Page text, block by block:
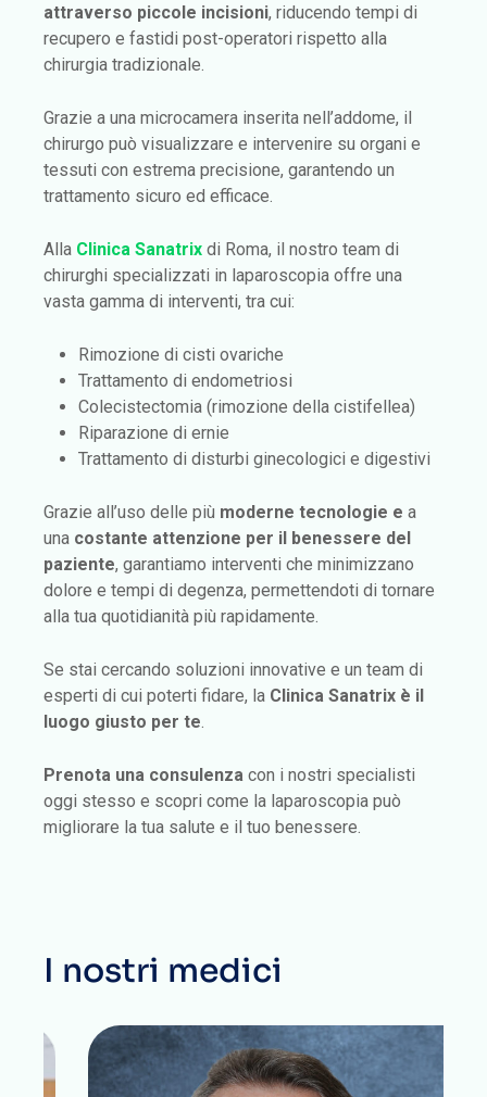
attraverso piccole incisioni, riducendo tempi di
recupero e fastidi post-operatori rispetto alla
chirurgia tradizionale.
Grazie a una microcamera inserita nell’addome, il
chirurgo può visualizzare e intervenire su organi e
tessuti con estrema precisione, garantendo un
trattamento sicuro ed efficace.
Alla Clinica Sanatrix di Roma, il nostro team di
chirurghi specializzati in laparoscopia offre una
vasta gamma di interventi, tra cui:
Rimozione di cisti ovariche
Trattamento di endometriosi
Colecistectomia (rimozione della cistifellea)
Riparazione di ernie
Trattamento di disturbi ginecologici e digestivi
Grazie all’uso delle più moderne tecnologie e a
una costante attenzione per il benessere del
paziente, garantiamo interventi che minimizzano
dolore e tempi di degenza, permettendoti di tornare
alla tua quotidianità più rapidamente.
Se stai cercando soluzioni innovative e un team di
esperti di cui poterti fidare, la Clinica Sanatrix è il
luogo giusto per te
Prenota una consulenza con i nostri specialisti
oggi stesso e scopri come la laparoscopia può
migliorare la tua salute e il tuo benessere.
I nostri medici